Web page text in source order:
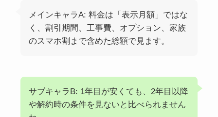
メインキャラA: 料金は「表示月額」ではな
く、割引期間、工事費、オプション、家族
のスマホ割まで含めた総額で見ます。
サブキャラB: 1年目が安くても、2年目以降
や解約時の条件を見ないと比べられません